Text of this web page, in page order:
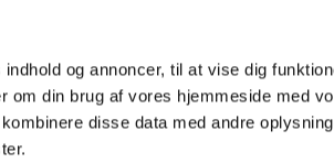
og annoncer, til at vise dig
om din brug af vores hjemmeside med
disse data med andre